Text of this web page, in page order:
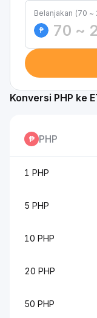
Belanjakan (70 ~
₱
Konversi PHP ke
PHP
1 PHP
5 PHP
10 PHP
20 PHP
50 PHP